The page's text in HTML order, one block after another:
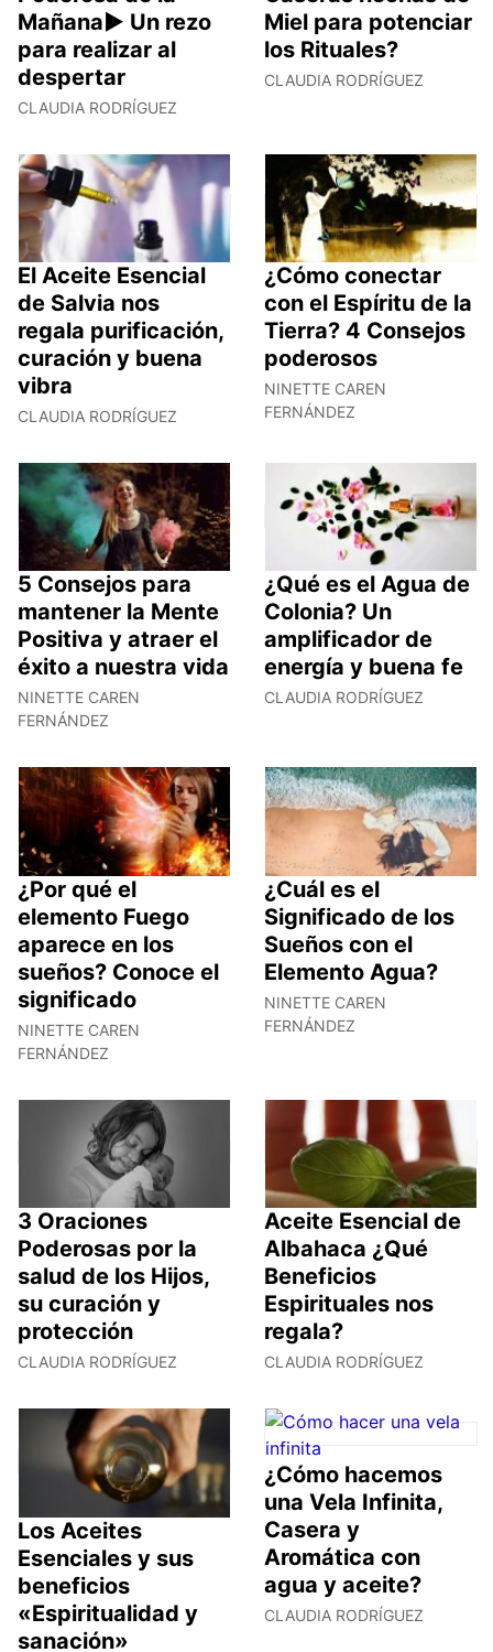
Mañana► Un rezo
para realizar al
despertar
CLAUDIA RODRÍGUEZ
Miel para potenciar
los Rituales?
CLAUDIA RODRÍGUEZ
El Aceite Esencial
de Salvia nos
regala purificación,
curación y buena
vibra
CLAUDIA RODRÍGUEZ
¿Cómo conectar
con el Espíritu de la
Tierra? 4 Consejos
poderosos
NINETTE CAREN
FERNÁNDEZ
5 Consejos para
mantener la Mente
Positiva y atraer el
éxito a nuestra vida
NINETTE CAREN
FERNÁNDEZ
¿Qué es el Agua de
Colonia? Un
amplificador de
energía y buena fe
CLAUDIA RODRÍGUEZ
¿Por qué el
elemento Fuego
aparece en los
sueños? Conoce el
significado
NINETTE CAREN
FERNÁNDEZ
¿Cuál es el
Significado de los
Sueños con el
Elemento Agua?
NINETTE CAREN
FERNÁNDEZ
3 Oraciones
Poderosas por la
salud de los Hijos,
su curación y
protección
CLAUDIA RODRÍGUEZ
Aceite Esencial de
Albahaca ¿Qué
Beneficios
Espirituales nos
regala?
CLAUDIA RODRÍGUEZ
Los Aceites
Esenciales y sus
beneficios
«Espiritualidad y
sanación»
¿Cómo hacemos
una Vela Infinita,
Casera y
Aromática con
agua y aceite?
CLAUDIA RODRÍGUEZ